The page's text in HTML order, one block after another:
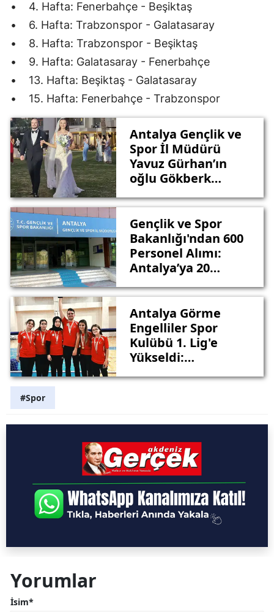
• 4. Hafta: Fenerbahçe - Beşiktaş
• 6. Hafta: Trabzonspor - Galatasaray
• 8. Hafta: Trabzonspor - Beşiktaş
• 9. Hafta: Galatasaray - Fenerbahçe
• 13. Hafta: Beşiktaş - Galatasaray
• 15. Hafta: Fenerbahçe - Trabzonspor
Antalya Gençlik ve
Spor İl Müdürü
Yavuz Gürhan’ın
oğlu Gökberk
Nasırcılar Evlendi
Gençlik ve Spor
Bakanlığı'ndan 600
Personel Alımı:
Antalya’ya 20
Antalya Görme
Engelliler Spor
Kulübü 1. Lig'e
Yükseldi:
#Spor
Yorumlar
İsim*